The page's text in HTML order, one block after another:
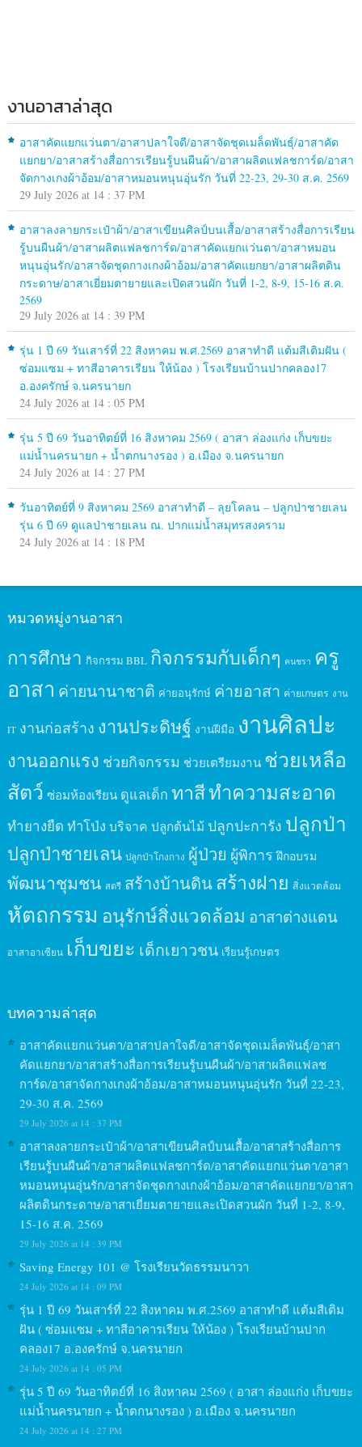
งานอาสาล่าสุด
อาสาคัดแยกแว่นตา/อาสาปลาใจดี/อาสาจัดชุดเมล็ดพันธุ์/อาสาคัด
แยกยา/อาสาสร้างสื่อการเรียนรู้บนผืนผ้า/อาสาผลิตแฟลชการ์ด/อาสา
จัดกางเกงผ้าอ้อม/อาสาหมอนหนุนอุ่นรัก วันที่ 22-23, 29-30 ส.ค. 2569
29 July 2026 at 14 : 37 PM
อาสาลงลายกระเป๋าผ้า/อาสาเขียนศิลป์บนเสื้อ/อาสาสร้างสื่อการเรียน
รู้บนผืนผ้า/อาสาผลิตแฟลชการ์ด/อาสาคัดแยกแว่นตา/อาสาหมอน
หนุนอุ่นรัก/อาสาจัดชุดกางเกงผ้าอ้อม/อาสาคัดแยกยา/อาสาผลิตดิน
กระดาษ/อาสาเยี่ยมตายายและเปิดสวนผัก วันที่ 1-2, 8-9, 15-16 ส.ค.
2569
29 July 2026 at 14 : 39 PM
รุ่น 1 ปี 69 วันเสาร์ที่ 22 สิงหาคม พ.ศ.2569 อาสาทำดี แต้มสีเติมฝัน (
ซ่อมแซม + ทาสีอาคารเรียน ให้น้อง ) โรงเรียนบ้านปากคลอง17
อ.องครักษ์ จ.นครนายก
24 July 2026 at 14 : 05 PM
รุ่น 5 ปี 69 วันอาทิตย์ที่ 16 สิงหาคม 2569 ( อาสา ล่องแก่ง เก็บขยะ
แม่น้ำนครนายก + น้ำตกนางรอง ) อ.เมือง จ.นครนายก
24 July 2026 at 14 : 27 PM
วันอาทิตย์ที่ 9 สิงหาคม 2569 อาสาทำดี – ลุยโคลน – ปลูกป่าชายเลน
รุ่น 6 ปี 69 ดูแลป่าชายเลน ณ. ปากแม่น้ำสมุทรสงคราม
24 July 2026 at 14 : 18 PM
หมวดหมู่งานอาสา
การศึกษา กิจกรรม BBL กิจกรรมกับเด็กๆ คนชรา ครู
อาสา ค่ายนานาชาติ ค่ายอนุรักษ์ ค่ายอาสา ค่ายเกษตร งาน
IT งานก่อสร้าง งานประดิษฐ์ งานฝีมือ งานศิลปะ
งานออกแรง ช่วยกิจกรรม ช่วยเตรียมงาน ช่วยเหลือ
สัตว์ ซ่อมห้องเรียน ดูแลเด็ก ทาสีทำความสะอาด
ทำยางยืด ทำโป่ง บริจาค ปลูกต้นไม้ ปลูกปะการัง ปลูกป่า
ปลูกป่าชายเลน ปลูกป่าโกงกาง ผู้ป่วย ผู้พิการ ฝึกอบรม
พัฒนาชุมชน สตรี สร้างบ้านดินสร้างฝาย สิ่งแวดล้อม
หัตถกรรม อนุรักษ์สิ่งแวดล้อม อาสาต่างแดน
อาสาอาเซียน เก็บขยะ เด็กเยาวชน เรียนรู้เกษตร
บทความล่าสุด
อาสาคัดแยกแว่นตา/อาสาปลาใจดี/อาสาจัดชุดเมล็ดพันธุ์/อาสา
คัดแยกยา/อาสาสร้างสื่อการเรียนรู้บนผืนผ้า/อาสาผลิตแฟลช
การ์ด/อาสาจัดกางเกงผ้าอ้อม/อาสาหมอนหนุนอุ่นรัก วันที่ 22-23,
29-30 ส.ค. 2569
29 July 2026 at 14 : 37 PM
อาสาลงลายกระเป๋าผ้า/อาสาเขียนศิลป์บนเสื้อ/อาสาสร้างสื่อการ
เรียนรู้บนผืนผ้า/อาสาผลิตแฟลชการ์ด/อาสาคัดแยกแว่นตา/อาสา
หมอนหนุนอุ่นรัก/อาสาจัดชุดกางเกงผ้าอ้อม/อาสาคัดแยกยา/อาสา
ผลิตดินกระดาษ/อาสาเยี่ยมตายายและเปิดสวนผัก วันที่ 1-2, 8-9,
15-16 ส.ค. 2569
29 July 2026 at 14 : 39 PM
Saving Energy 101 @ โรงเรียนวัดธรรมนาวา
24 July 2026 at 14 : 09 PM
รุ่น 1 ปี 69 วันเสาร์ที่ 22 สิงหาคม พ.ศ.2569 อาสาทำดี แต้มสีเติม
ฝัน ( ซ่อมแซม + ทาสีอาคารเรียน ให้น้อง ) โรงเรียนบ้านปาก
คลอง17 อ.องครักษ์ จ.นครนายก
24 July 2026 at 14 : 05 PM
รุ่น 5 ปี 69 วันอาทิตย์ที่ 16 สิงหาคม 2569 ( อาสา ล่องแก่ง เก็บขยะ
แม่น้ำนครนายก + น้ำตกนางรอง ) อ.เมือง จ.นครนายก
24 July 2026 at 14 : 27 PM